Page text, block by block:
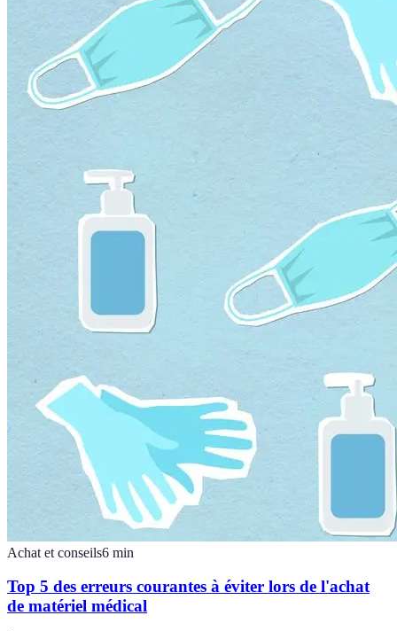
Achat et conseils6 min
Top 5 des erreurs courantes à éviter lors de l'achat
de matériel médical